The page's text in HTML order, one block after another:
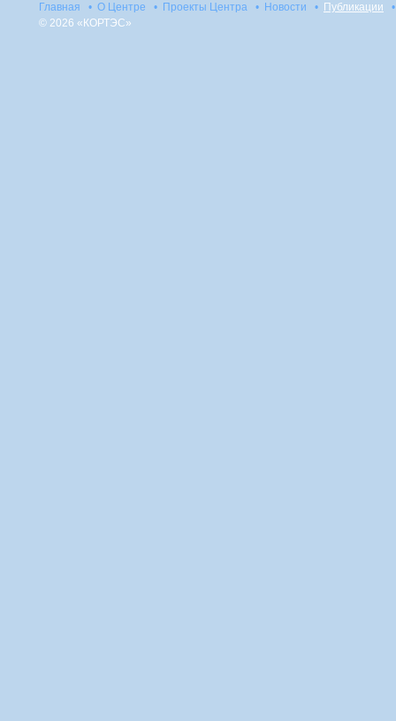
Главная • О Центре • Проекты Центра • Новости • Публикации
•
© 2026 «КОРТЭС»